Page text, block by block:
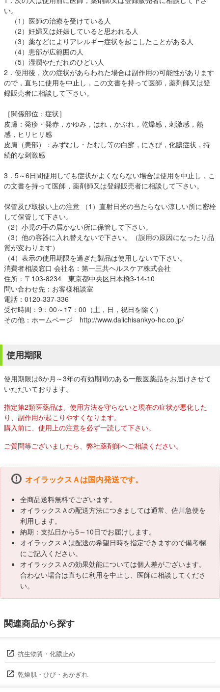
い。
（1）医師の治療を受けている人
（2）妊婦又は妊娠していると思われる人
（3）薬などによりアレルギー症状を起こしたことがある人
（4）患部が広範囲の人
（5）湿潤やただれのひどい人
2．使用後，次の症状があらわれた場合は副作用の可能性があります
ので，直ちに使用を中止し，この文書を持って医師，薬剤師又は登
録販売者に相談して下さい。
［関係部位：症状］
皮膚：発疹・発赤，かゆみ，はれ，かぶれ，乾燥感，刺激感，熱
感，ヒリヒリ感
皮膚（患部）：みずむし・たむし等の白癬，にきび，化膿症状，持
続的な刺激感
3．5～6日間使用しても症状がよくならない場合は使用を中止し，こ
の文書を持って医師，薬剤師又は登録販売者に相談して下さい。
保管及び取扱い上の注意 （1）直射日光の当たらない涼しい所に密栓
して保管して下さい。
（2）小児の手の届かない所に保管して下さい。
（3）他の容器に入れ替えないで下さい。（誤用の原因になったり品
質が変わります）
（4）表示の使用期限を過ぎた製品は使用しないで下さい。
消費者相談窓口 会社名：第一三共ヘルスケア株式会社
住所：〒103-8234 東京都中央区日本橋3-14-10
問い合わせ先：お客様相談室
電話：0120-337-336
受付時間：9：00～17：00（土，日，祝日を除く）
その他：ホームページ http://www.daiichisankyo-hc.co.jp/
使用期限
使用期限は6か月～3年の有効期間のある一般医薬品をお届けさせて
いただいております。
指定第2類医薬品は、使用方法を守らないと現在の症状が悪化した
り、副作用が起こりやすくなります。
購入前に、使用上の注意を必ず一読して下さい。
ご質問等ございましたら、弊社薬剤師へご相談ください。
オイラックスＡは国内発送です。
全商品送料無料でございます。
オイラックスＡの配送方法につきましては通常、佐川急便を
利用します。
納期：支払日から5～10日でお届けします。
オイラックスＡは配送の希望日時を指定できますので備考欄
にご記入ください。
オイラックスＡの効果効能については個人差がございます。
合わない場合は直ちに利用を中止し、医師に相談してくださ
い。
関連商品から探す
抗生物質・化膿止め
乾燥肌・ひび・あかぎれ